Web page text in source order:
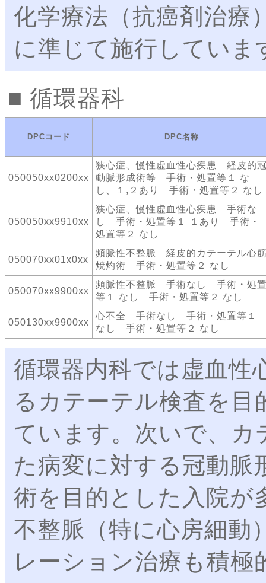
化学療法（抗癌剤治療
に準じて施行していま
循環器科
DPCコード DPC名称
050050xx0200xx
狭心症、慢性虚血性心疾患 経皮的
動脈形成術等 手術・処置等１ な
し、１,２あり 手術・処置等２ なし
050050xx9910xx
狭心症、慢性虚血性心疾患 手術な
し 手術・処置等１ １あり 手術・
処置等２ なし
050070xx01x0xx
頻脈性不整脈 経皮的カテーテル心
焼灼術 手術・処置等２ なし
050070xx9900xx
頻脈性不整脈 手術なし 手術・処
等１ なし 手術・処置等２ なし
050130xx9900xx
心不全 手術なし 手術・処置等１
なし 手術・処置等２ なし
循環器内科では虚血性
るカテーテル検査を
ています。次いで、カ
た病変に対する冠動脈
術を目的とした入院が
不整脈（特に心房細動
レーション治療も積